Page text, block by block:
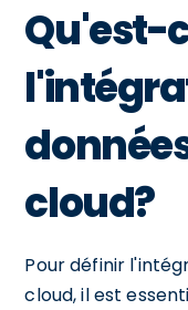
Qu'est-
cloud?
Pour définir
cloud, il est